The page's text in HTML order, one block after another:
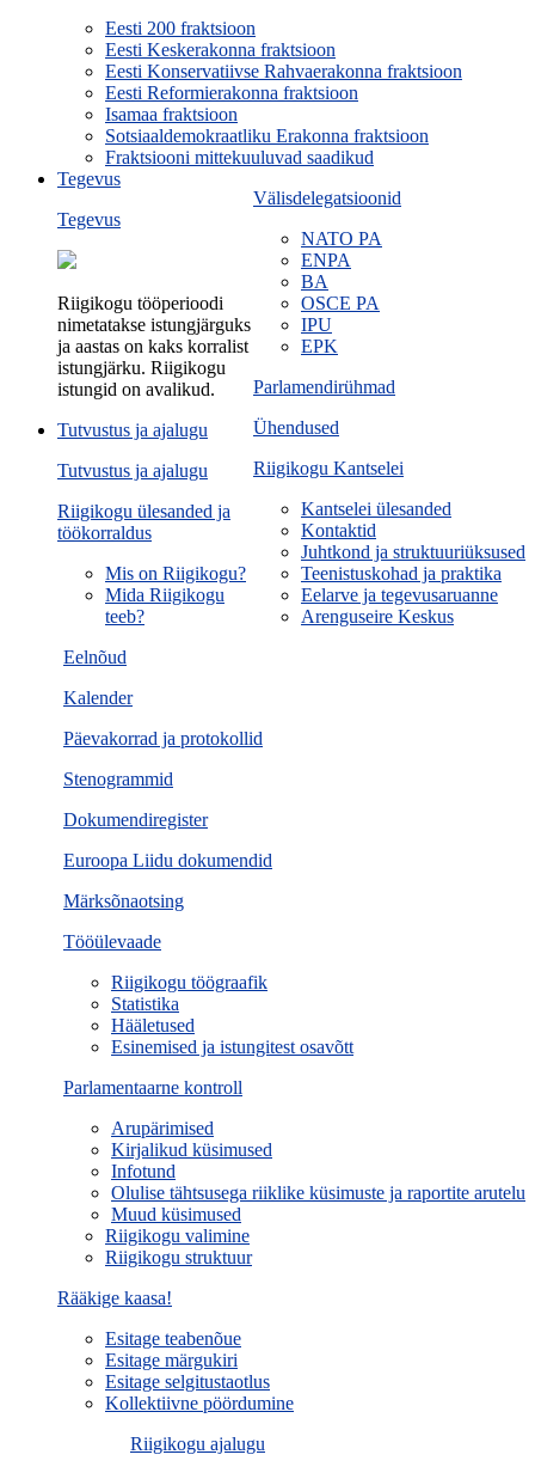
Eesti 200 fraktsioon
Eesti Keskerakonna fraktsioon
Eesti Konservatiivse Rahvaerakonna fraktsioon
Eesti Reformierakonna fraktsioon
Isamaa fraktsioon
Sotsiaaldemokraatliku Erakonna fraktsioon
Fraktsiooni mittekuuluvad saadikud
Välisdelegatsioonid
NATO PA
ENPA
BA
OSCE PA
IPU
EPK
Parlamendirühmad
Ühendused
Riigikogu Kantselei
Kantselei ülesanded
Kontaktid
Juhtkond ja struktuuriüksused
Teenistuskohad ja praktika
Eelarve ja tegevusaruanne
Arenguseire Keskus
Tegevus
Tegevus
Riigikogu tööperioodi
nimetatakse istungjärguks
ja aastas on kaks korralist
istungjärku. Riigikogu
istungid on avalikud.
Eelnõud
Kalender
Päevakorrad ja protokollid
Stenogrammid
Dokumendiregister
Euroopa Liidu dokumendid
Märksõnaotsing
Tööülevaade
Riigikogu töögraafik
Statistika
Hääletused
Esinemised ja istungitest osavõtt
Parlamentaarne kontroll
Arupärimised
Kirjalikud küsimused
Infotund
Olulise tähtsusega riiklike küsimuste ja raportite arutelu
Muud küsimused
Tutvustus ja ajalugu
Tutvustus ja ajalugu
Riigikogu ülesanded ja
töökorraldus
Mis on Riigikogu?
Mida Riigikogu
teeb?
Riigikogu valimine
Riigikogu struktuur
Rääkige kaasa!
Esitage teabenõue
Esitage märgukiri
Esitage selgitustaotlus
Kollektiivne pöördumine
Riigikogu ajalugu